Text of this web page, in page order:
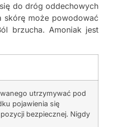
do dróg oddechowych
skórę może powodować
brzucha. Amoniak jest
utrzymywać pod
pojawienia się
bezpiecznej. Nigdy